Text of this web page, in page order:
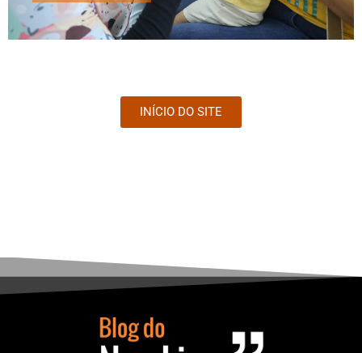
INÍCIO DO SITE